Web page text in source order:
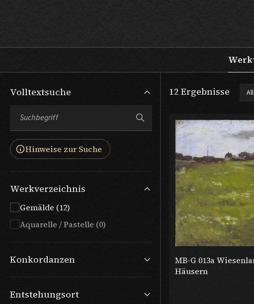
Volltextsuche
Hinweise zur Suche
Werkverzeichnis
Gemälde (12)
Aquarelle / Pastelle (0)
Konkordanzen
Entstehungsort
12 Ergebnisse
MB-G 013a
Häusern